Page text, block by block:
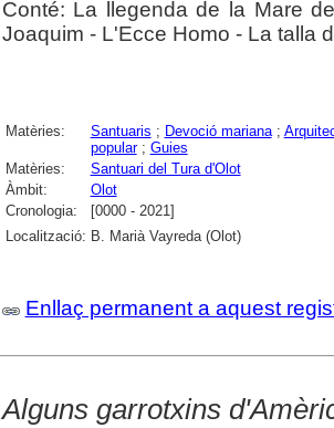
Conté: La llegenda de la Mare
Joaquim - L'Ecce Homo - La talla
Matèries: Santuaris ; Devoció mariana;
popular; Guies
Matèries:
Santuari del Tura d'Olot
Àmbit:
Olot
Cronologia:
[0000 - 2021]
Localització: B. Marià Vayreda (Olot)
Enllaç permanent a aquest
Alguns garrotxins